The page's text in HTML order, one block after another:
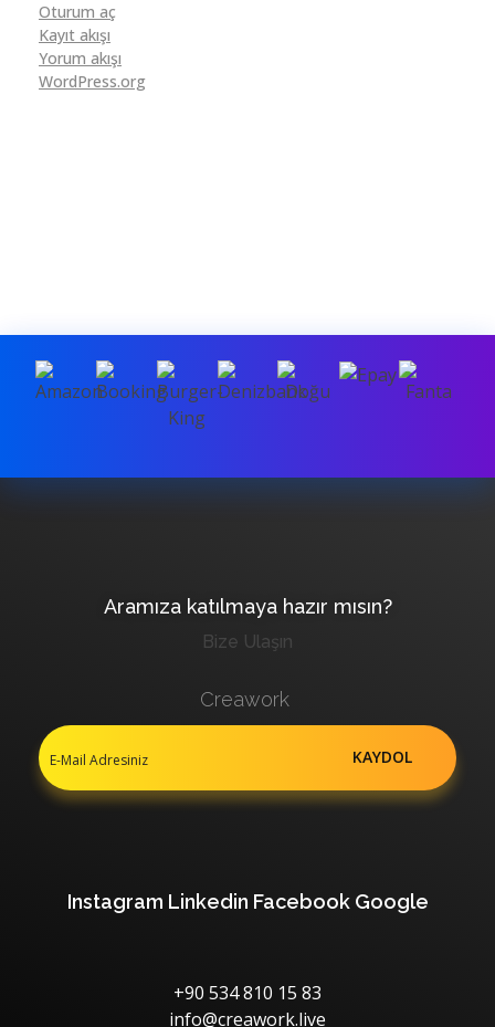
Oturum aç
Kayıt akışı
Yorum akışı
WordPress.org
Aramıza katılmaya hazır mısın?
Bize Ulaşın
Creawork
Instagram Linkedin Facebook Google
+90 534 810 15 83
info@creawork.live